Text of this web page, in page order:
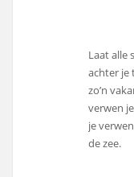
Laat alle
achter je
zo’n
verwen
je
de zee.